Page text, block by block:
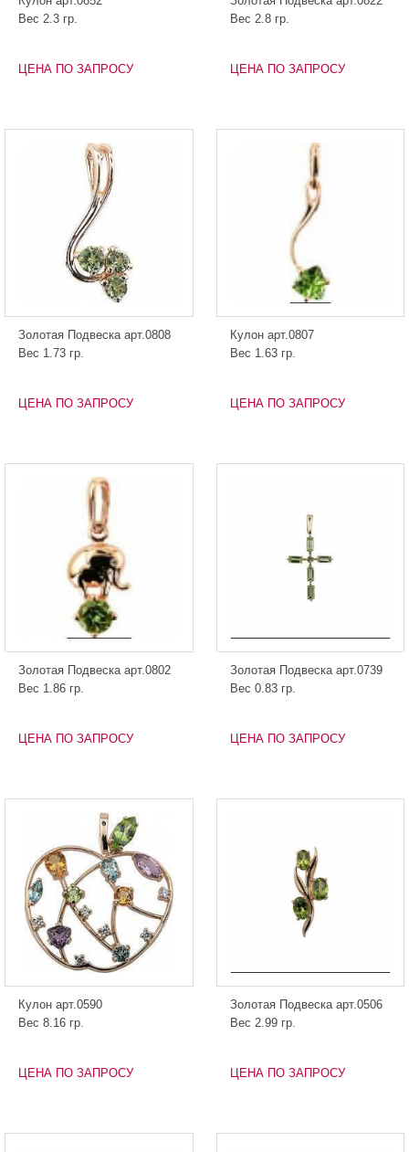
Вес 2.3 гр.
ЦЕНА ПО ЗАПРОСУ
Вес 2.8 гр.
ЦЕНА ПО ЗАПРОСУ
Золотая Подвеска арт.0808
Вес 1.73 гр.
ЦЕНА ПО ЗАПРОСУ
Кулон арт.0807
Вес 1.63 гр.
ЦЕНА ПО ЗАПРОСУ
Золотая Подвеска арт.0802
Вес 1.86 гр.
ЦЕНА ПО ЗАПРОСУ
Золотая Подвеска арт.0739
Вес 0.83 гр.
ЦЕНА ПО ЗАПРОСУ
Кулон арт.0590
Вес 8.16 гр.
ЦЕНА ПО ЗАПРОСУ
Золотая Подвеска арт.0506
Вес 2.99 гр.
ЦЕНА ПО ЗАПРОСУ